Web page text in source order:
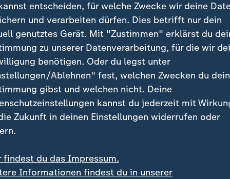
hatte Kishida durch denG7-Gipfelin Hiroshima im
als großen Erfolg gewertet, dass der ukrainische
persönlich kam, sondern vor allem dass
Präsidenten dazu zu bewegen,
Hiroshima zum Gedenken an den
1945 zu besichtigen. DieUSA ,Großbritannien
sich zunächst geweigert, die Ausstellung zu
erschütterte Kishidas Partei
gegen Kishida hält bis heute an. Im Herbst
entscheiden, für welche Zwecke wir deine
und verarbeiten dürfen. Dies betrifft nur dein
genutztes Gerät. Mit "Zustimmen" erklärst du
zu unserer Datenverarbeitung, für die wir
benötigen. Oder du legst unter
Ablehnen" fest, welchen Zwecken du
gibst und welchen nicht. Deine
kannst du jederzeit mit
Zukunft in deinen Einstellungen widerrufen oder
findest du das Impressum.
Informationen findest du in unserer